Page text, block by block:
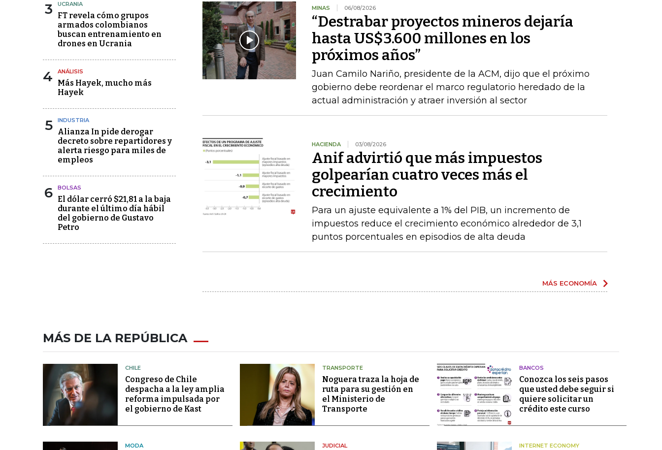
3 UCRANIA
FT revela cómo grupos
armados colombianos
buscan entrenamiento en
drones en Ucrania
4 ANÁLISIS
Más Hayek, mucho más
Hayek
5 INDUSTRIA
Alianza In pide derogar
decreto sobre repartidores y
alerta riesgo para miles de
empleos
6 BOLSAS
El dólar cerró $21,81 a la baja
durante el último día hábil
del gobierno de Gustavo
Petro
MINAS 06/08/2026
“Destrabar proyectos mineros dejaría
hasta US$3.600 millones en los
próximos años”
Juan Camilo Nariño, presidente de la ACM, dijo que el próximo
gobierno debe reordenar el marco regulatorio heredado de la
actual administración y atraer inversión al sector
HACIENDA 03/08/2026
Anif advirtió que más impuestos
golpearían cuatro veces más el
crecimiento
Para un ajuste equivalente a 1% del PIB, un incremento de
impuestos reduce el crecimiento económico alrededor de 3,1
puntos porcentuales en episodios de alta deuda
MÁS ECONOMÍA
MÁS DE LA REPÚBLICA
CHILE
Congreso de Chile
despacha a la ley amplia
reforma impulsada por
el gobierno de Kast
TRANSPORTE
Noguera traza la hoja de
ruta para su gestión en
el Ministerio de
Transporte
BANCOS
Conozca los seis pasos
que usted debe seguir si
quiere solicitar un
crédito este curso
MODA JUDICIAL INTERNET ECONOMY